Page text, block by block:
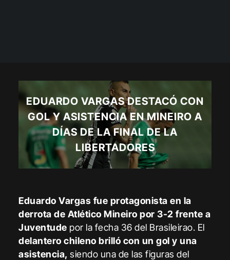
EDUARDO VARGAS DESTACÓ CON
GOL Y ASISTENCIA EN MINEIRO A
DÍAS DE LA FINAL DE LA
LIBERTADORES
Eduardo Vargas fue protagonista en la
derrota de Atlético Mineiro por 3-2 frente a
Juventude por la fecha 36 del Brasileirao. El
delantero chileno brilló con un gol y una
asistencia,siendo una de las figuras del